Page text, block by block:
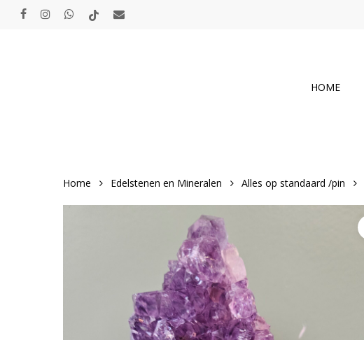
facebookinstagramwhatsapp
tiktok email
HOME
Home Edelstenen en Mineralen Alles op standaard /pin